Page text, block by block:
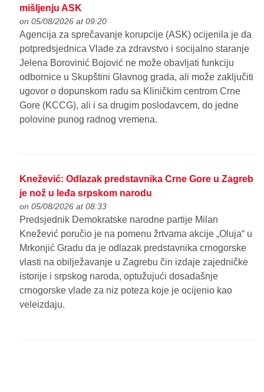
mišljenju ASK
on 05/08/2026 at 09:20
Agencija za sprečavanje korupcije (ASK) ocijenila je da
potpredsjednica Vlade za zdravstvo i socijalno staranje
Jelena Borovinić Bojović ne može obavljati funkciju
odbornice u Skupštini Glavnog grada, ali može zaključiti
ugovor o dopunskom radu sa Kliničkim centrom Crne
Gore (KCCG), ali i sa drugim poslodavcem, do jedne
polovine punog radnog vremena.
Knežević: Odlazak predstavnika Crne Gore u Zagreb
je nož u leđa srpskom narodu
on 05/08/2026 at 08:33
Predsjednik Demokratske narodne partije Milan
Knežević poručio je na pomenu žrtvama akcije „Oluja“ u
Mrkonjić Gradu da je odlazak predstavnika crnogorske
vlasti na obilježavanje u Zagrebu čin izdaje zajedničke
istorije i srpskog naroda, optužujući dosadašnje
crnogorske vlade za niz poteza koje je ocijenio kao
veleizdaju.